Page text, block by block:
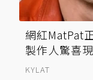
網紅MatPat
製作人驚喜
KYLAT